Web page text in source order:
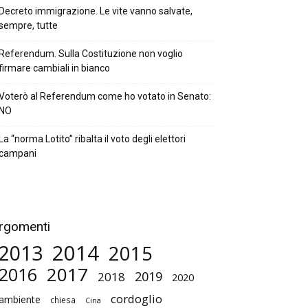
immigrazione. Le vite vanno salvate,
tutte
Sulla Costituzione non voglio
cambiali in bianco
al Referendum come ho votato in Senato:
“norma Lotito” ribalta il voto degli elettori
2014 2015
2017 2018 2019 2020
chiesa Cina cordoglio